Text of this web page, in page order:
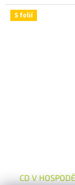
S folií
CD V